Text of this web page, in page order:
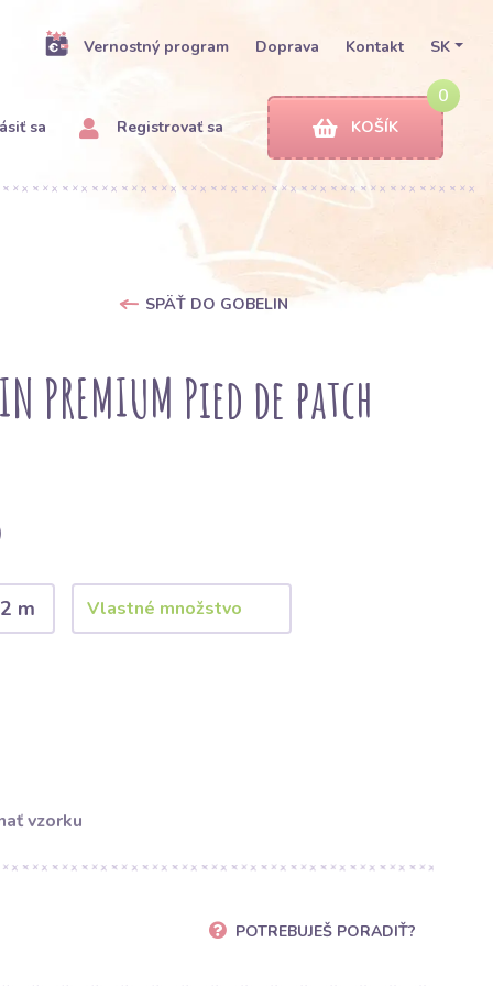
Vernostný program Doprava Kontakt SK
sa Registrovať sa
0
KOŠÍK
SPÄŤ DO GOBELIN
PREMIUM Pied de patch
2 m
vzorku
POTREBUJEŠ PORADIŤ?